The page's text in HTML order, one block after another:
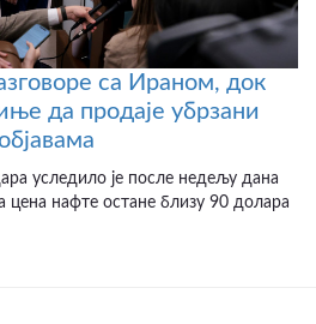
са Ираном, док
да продаје убрзани
уследило је после недељу дана
цена нафте остане близу 90 долара